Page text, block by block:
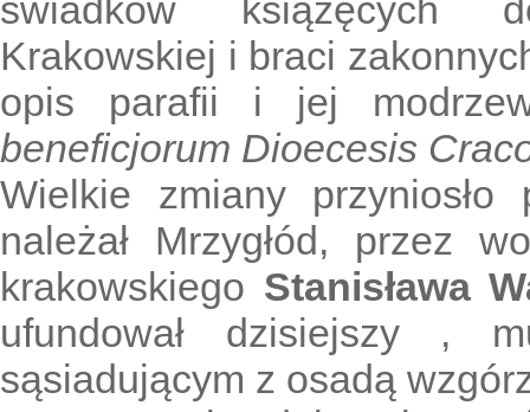
świadków książęcych
Krakowskiej i braci
opis parafii i jej
beneficjorum Dioecesis
Wielkie zmiany
należał Mrzygłód, przez
krakowskiego Stanisława
ufundował dzisiejszy ,
sąsiadującym z osadą